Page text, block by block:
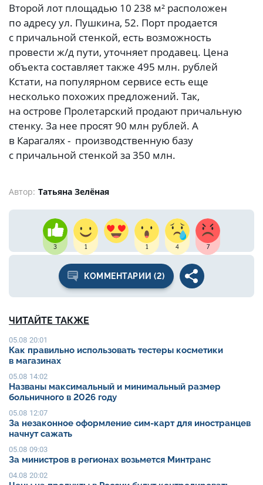
Второй лот площадью 10 238 м² расположен
по адресу ул. Пушкина, 52. Порт продается
с причальной стенкой, есть возможность
провести ж/д пути, уточняет продавец. Цена
объекта составляет также 495 млн. рублей
Кстати, на популярном сервисе есть еще
несколько похожих предложений. Так,
на острове Пролетарский продают причальную
стенку. За нее просят 90 млн рублей. А
в Карагалях - производственную базу
с причальной стенкой за 350 млн.
Автор: Татьяна Зелёная
3 1 1 4 7
КОММЕНТАРИИ (2)
ЧИТАЙТЕ ТАКЖЕ
05.08 20:01
Как правильно использовать тестеры косметики
в магазинах
05.08 14:02
Названы максимальный и минимальный размер
больничного в 2026 году
05.08 12:07
За незаконное оформление сим-карт для иностранцев
начнут сажать
05.08 09:03
За министров в регионах возьмется Минтранс
04.08 20:02